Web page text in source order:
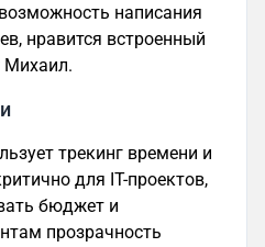
написания
нравится встроенный
Михаил.
трекинг времени и
для IT-проектов,
бюджет и
прозрачность